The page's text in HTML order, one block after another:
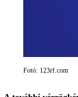
Fotó: 123rf.com